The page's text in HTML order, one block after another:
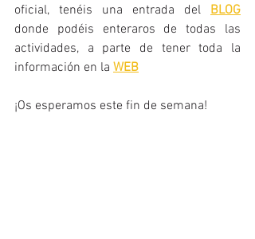
oficial, tenéis una entrada del BLOG
donde podéis enteraros de todas las
actividades, a parte de tener toda la
información en la WEB
¡Os esperamos este fin de semana!